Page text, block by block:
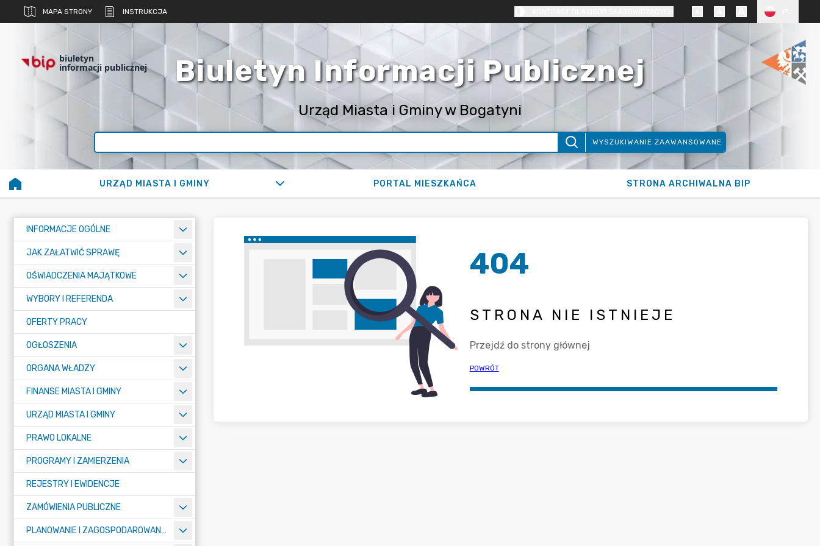
MAPA STRONY INSTRUKCJA
biuletyn
informacji publicznej Biuletyn Informacji Publicznej
Urząd Miasta i Gminy w Bogatyni
WYSZUKIWANIE ZAAWANSOWANE
URZĄD MIASTA I GMINY PORTAL MIESZKAŃCA STRONA ARCHIWALNA BIP
INFORMACJE OGÓLNE
JAK ZAŁATWIĆ SPRAWĘ
OŚWIADCZENIA MAJĄTKOWE
WYBORY I REFERENDA
OFERTY PRACY
OGŁOSZENIA
ORGANA WŁADZY
FINANSE MIASTA I GMINY
URZĄD MIASTA I GMINY
PRAWO LOKALNE
PROGRAMY I ZAMIERZENIA
REJESTRY I EWIDENCJE
ZAMÓWIENIA PUBLICZNE
PLANOWANIE I ZAGOSPODAROWANIE PRZESTRZENNE
404
STRONA NIE ISTNIEJE
Przejdź do strony głównej
POWRÓT